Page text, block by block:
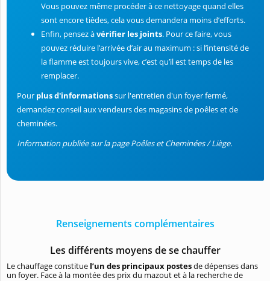
Vous pouvez même procéder à ce nettoyage quand elles
sont encore tièdes, cela vous demandera moins d’efforts.
Enfin, pensez àvérifier les joints. Pour ce faire, vous
pouvez réduire l’arrivée d’air au maximum : si l’intensité de
la flamme est toujours vive, c’est qu’il est temps de les
remplacer.
Pour plus d'informationssur l'entretien d'un foyer fermé,
demandez conseil aux vendeurs des magasins de poêles et de
cheminées.
Information publiée sur la page Poêles et Cheminées / Liège.
Renseignements complémentaires
Les différents moyens de se chauffer
Le chauffage constitue l’un des principaux postesde dépenses dans
un foyer. Face à la montée des prix du mazout et à la recherche de